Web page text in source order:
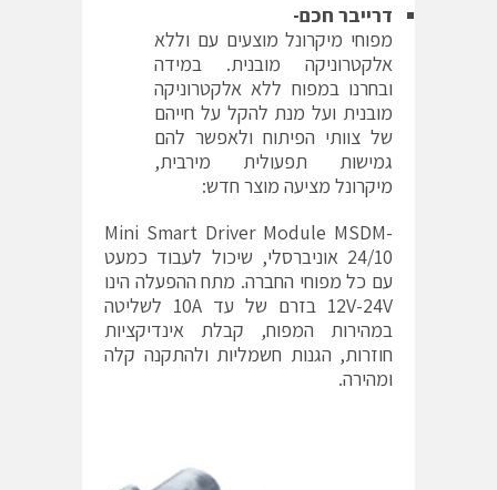
דרייבר חכם-
מפוחי מיקרונל מוצעים עם וללא
אלקטרוניקה מובנית. במידה
ובחרנו במפוח ללא אלקטרוניקה
מובנית ועל מנת להקל על חייהם
של צוותי הפיתוח ולאפשר להם
גמישות תפעולית מירבית,
מיקרונל מציעה מוצר חדש:
Mini Smart Driver Module MSDM-
24/10 אוניברסלי, שיכול לעבוד כמעט
עם כל מפוחי החברה. מתח ההפעלה הינו
12V-24V בזרם של עד 10A לשליטה
במהירות המפוח, קבלת אינדיקציות
חוזרות, הגנות חשמליות ולהתקנה קלה
ומהירה.